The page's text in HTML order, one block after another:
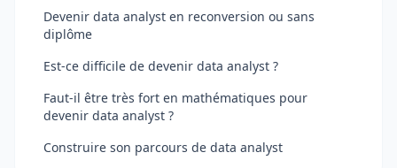
Devenir data analyst en reconversion ou sans
diplôme
Est-ce difficile de devenir data analyst ?
Faut-il être très fort en mathématiques pour
devenir data analyst ?
Construire son parcours de data analyst